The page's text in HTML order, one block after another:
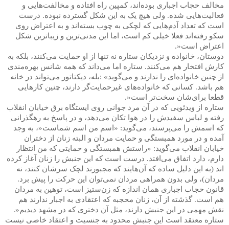
مخالف حجاب اجباری بوده‌اند، کمپین راه افتاده و مخالفت‌هایی و
فعالیت‌هایی شده. ولی هیچ یک به این شکل گسترده نبوده. درست
است که تعداد آدم‌هایی که لچکی به چوب بسته‌اند و به اعتراض روی
سکو رفته‌اند فعلا خیلی کم است، اما این مدنی‌ترین و زیباترین شکل
اعتراض است.»
دوستان، خانواده و نزدیکان ستاره نه تنها از او حمایت می‌کنند، بلکه به
کارش افتخار هم می‌کنند. ستاره اما می‌داند که همه شانس بهره‌مندی
از چنین خانواده‌ای را ندارند و می‌گوید: «بله، دیکتاتور می‌تواند در خانه
هم باشد. کسانی که خانواده‌های غیرحمایت‌گر دارند، چنین کارهایی
قطعا برای‌شان سخت‌تر است.»
ستاره از ویدئویی که در آن مرد جوانی روی ایستگاه برق خیابان انقلاب
رفته و لباس سفیدش را در هوا تکان می‌دهد، و در پاسخ به رهگذرانی
که اسمش را می‌پرسند، می‌گوید: «اسم من اسم شماست»، به وجد
آمده و در مورد همبستگی و حمایت مردان و البته زنان از دختران
خیابان انقلاب می‌گوید: «راستش همبستگی و حمایتی که من انتظار
دارم، دارد اتفاق می‌افتد. درست است که این جنبش را زنان آغاز کرده
‌اند (به این دلیل ساده که آن‌هایند که مجبورند لچک سرشان کنند، نه
مردان)، ولی بدون همراهی مردان نمی‌توان این حرکت را پیش برد.
قانون حجاب اجباری همان اندازه که زن‌ستیز است، توهین به مردان
هم است. گذشته از آن، زنان محجبه‌ که اعتقادی به اجبار ندارند هم
نقش مهمی در این جنبش دارند، مثل آن دختری که در مشهد دیدیم.»
ستاره معتقد است این جنبش محدود به جنسیت و اعتقاد خاصی نیست